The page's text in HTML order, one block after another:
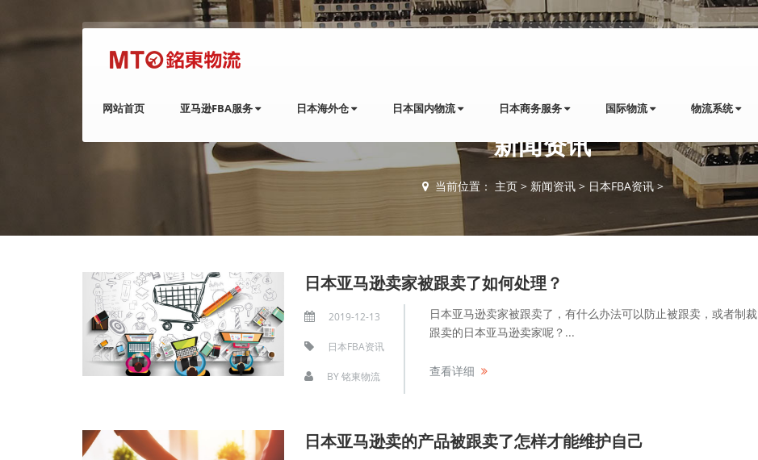
网站首页 亚马逊FBA服务 日本海外仓 日本国内物流 日本商务服务 国际物流 物流系统
新闻资讯
当前位置： 主页> 新闻资讯> 日本FBA资讯>
日本亚马逊卖家被跟卖了如何处理？
2019-12-13
日本FBA资讯
BY铭東物流
日本亚马逊卖家被跟卖了，有什么办法可以防止被跟卖，或者制裁
跟卖的日本亚马逊卖家呢？...
查看详细
日本亚马逊卖的产品被跟卖了怎样才能维护自己